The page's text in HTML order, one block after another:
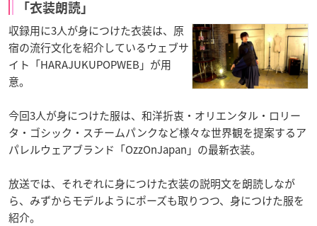
「衣装朗読」
収録用に3人が身につけた衣装は、原
宿の流行文化を紹介しているウェブサ
イト「HARAJUKUPOPWEB」が用
意。
今回3人が身につけた服は、和洋折衷・オリエンタル・ロリー
タ・ゴシック・スチームパンクなど様々な世界観を提案するア
パレルウェアブランド「OzzOnJapan」の最新衣装。
放送では、それぞれに身につけた衣装の説明文を朗読しなが
ら、みずからモデルようにポーズも取りつつ、身につけた服を
紹介。